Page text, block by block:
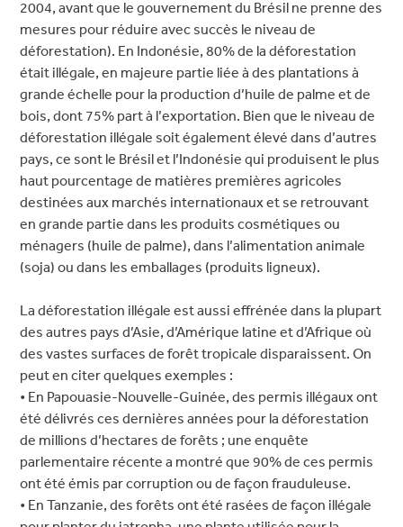
2004, avant que le gouvernement du Brésil ne prenne des
mesures pour réduire avec succès le niveau de
déforestation). En Indonésie, 80% de la déforestation
était illégale, en majeure partie liée à des plantations à
grande échelle pour la production d’huile de palme et de
bois, dont 75% part à l’exportation. Bien que le niveau de
déforestation illégale soit également élevé dans d’autres
pays, ce sont le Brésil et l’Indonésie qui produisent le plus
haut pourcentage de matières premières agricoles
destinées aux marchés internationaux et se retrouvant
en grande partie dans les produits cosmétiques ou
ménagers (huile de palme), dans l’alimentation animale
(soja) ou dans les emballages (produits ligneux).
La déforestation illégale est aussi effrénée dans la plupart
des autres pays d’Asie, d’Amérique latine et d’Afrique où
des vastes surfaces de forêt tropicale disparaissent. On
peut en citer quelques exemples :
• En Papouasie-Nouvelle-Guinée, des permis illégaux ont
été délivrés ces dernières années pour la déforestation
de millions d’hectares de forêts ; une enquête
parlementaire récente a montré que 90% de ces permis
ont été émis par corruption ou de façon frauduleuse.
• En Tanzanie, des forêts ont été rasées de façon illégale